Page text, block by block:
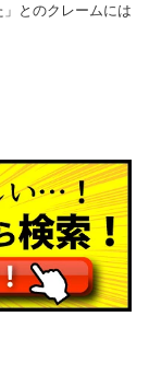
」とのクレームには